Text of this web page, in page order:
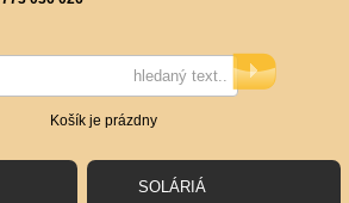
Košík je prázdny
SOLÁRIÁ